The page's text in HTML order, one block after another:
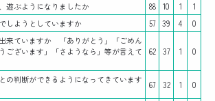
遊ぶようになりましたか 88 10 1
1
しようとしていますか 57 39 4 0
来ていますか 「ありがとう」「ごめん
ございます」「さようなら」等が言えて
62 37 1 0
の判断ができるようになってきています
67 32 1 0